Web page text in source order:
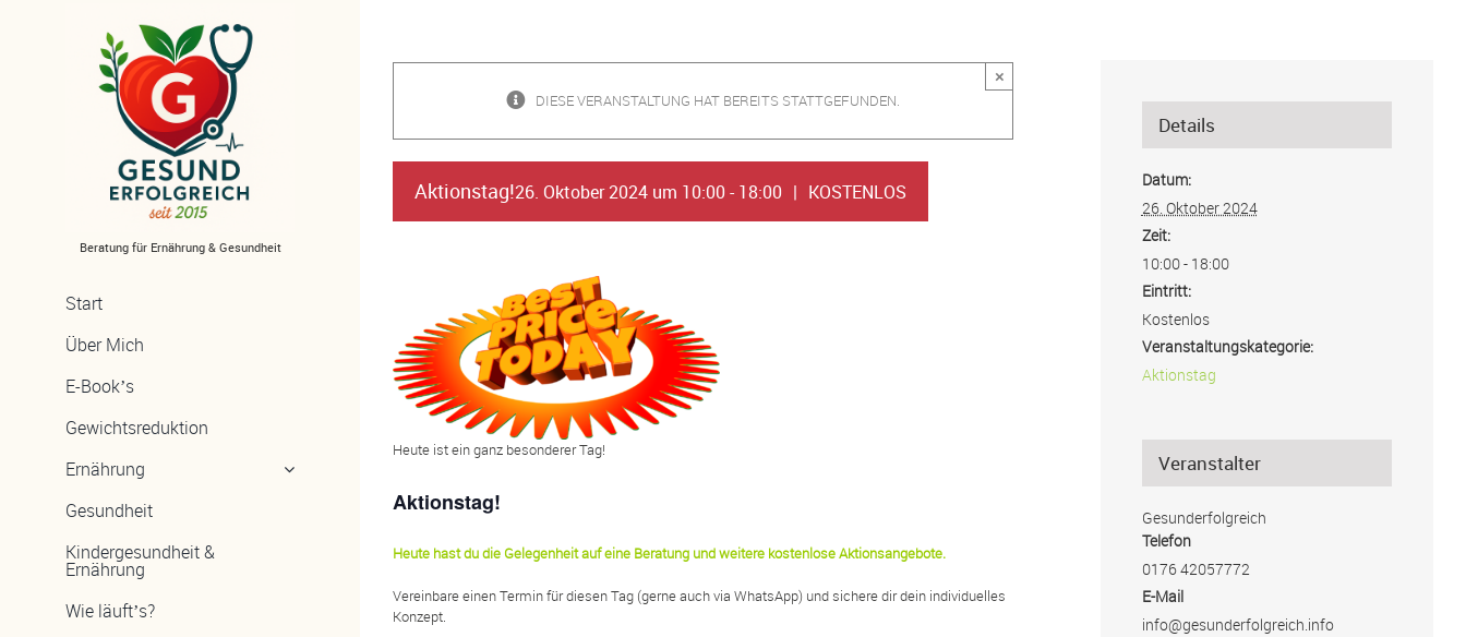
Beratung für Ernährung & Gesundheit
Start
Über Mich
E-Book’s
Gewichtsreduktion
Ernährung
Gesundheit
Kindergesundheit &
Ernährung
Wie läuft’s?
DIESE VERANSTALTUNG HAT BEREITS STATTGEFUNDEN.
×
Aktionstag!26. Oktober 2024 um 10:00- 18:00 | KOSTENLOS
Heute ist ein ganz besonderer Tag!
Aktionstag!
Heute hast du die Gelegenheit auf eine Beratung und weitere kostenlose Aktionsangebote.
Vereinbare einen Termin für diesen Tag (gerne auch via WhatsApp) und sichere dir dein individuelles
Konzept.
Details
Datum:
26. Oktober 2024
Zeit:
10:00 - 18:00
Eintritt:
Kostenlos
Veranstaltungskategorie:
Aktionstag
Veranstalter
Gesunderfolgreich
Telefon
0176 42057772
E-Mail
info@gesunderfolgreich.info